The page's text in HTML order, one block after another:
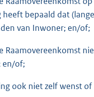
heeft bepaald dat
van Inwoner; en/of;
Raamovereenkomst
en/of;
ook niet zelf wenst